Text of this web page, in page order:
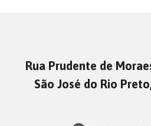
Rua Prudente de
São José do Rio